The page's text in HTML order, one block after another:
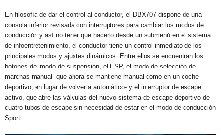
En filosofía de dar el control al conductor, el DBX707 dispone de una
consola inferior revisada con interruptores para cambiar los modos de
conducción y así no tener que hacerlo desde un submenú en el sistema
de infoentretenimiento, el conductor tiene un control inmediato de los
principales modos y ajustes dinámicos. Entre ellos se encuentran los
botones del modo de suspensión, el ESP, el modo de selección de
marchas manual -que ahora se mantiene manual como en un coche
deportivo, en lugar de volver a automático- y el interruptor de escape
activo, que abre las válvulas del nuevo sistema de escape deportivo de
cuatro tubos de escape sin necesidad de estar en el modo de conducción
Sport.